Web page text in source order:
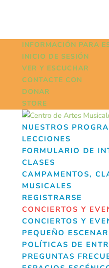
INFORMACIÓN PARA
INICIO DE SESIÓN
VER Y ESCUCHAR
CONTACTE CON
DONAR
STORE
NUESTROS
LECCIONES
FORMULARIO DE
CLASES
CAMPAMENTOS,
MUSICALES
REGISTRARSE
CONCIERTOS Y
CONCIERTOS Y
PEQUEÑO
POLÍTICAS DE
PREGUNTAS